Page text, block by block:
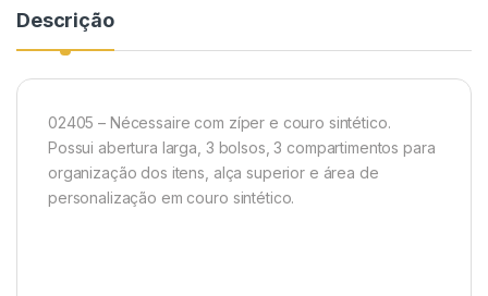
Descrição
02405 – Nécessaire com zíper e couro sintético.
Possui abertura larga, 3 bolsos, 3 compartimentos para
organização dos itens, alça superior e área de
personalização em couro sintético.